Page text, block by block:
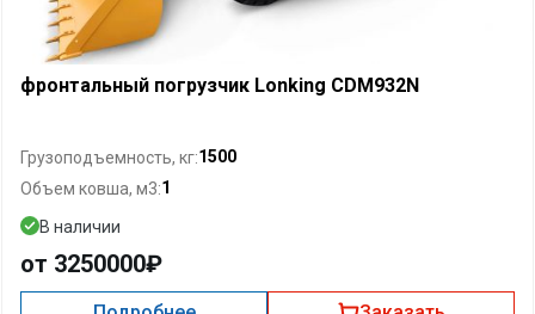
фронтальный погрузчик Lonking CDM932N
Грузоподъемность, кг:1500
Объем ковша, м3:1
В наличии
от 3250000₽